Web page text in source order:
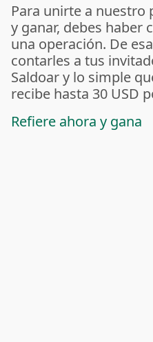
Para unirte a nuestro
y ganar, debes haber
una operación. De
contarles a tus
Saldoar y lo simple
recibe hasta 30 USD
Refiere ahora y gana